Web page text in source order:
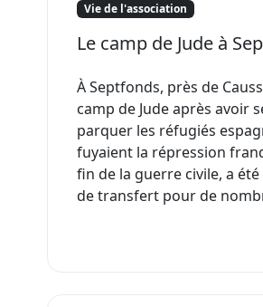
Vie de l'association
Le camp de Jude à
À Septfonds, près de
camp de Jude après avoir
parquer les réfugiés
fuyaient la répression
fin de la guerre civile, a
de transfert pour de